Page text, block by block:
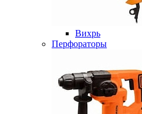
Вихрь
Перфораторы